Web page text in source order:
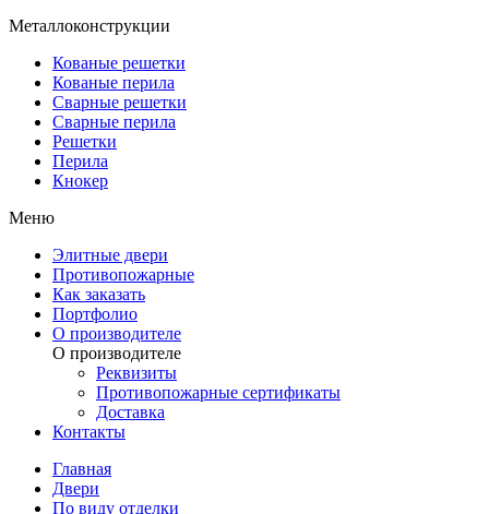
Металлоконструкции
Кованые решетки
Кованые перила
Сварные решетки
Сварные перила
Решетки
Перила
Кнокер
Меню
Элитные двери
Противопожарные
Как заказать
Портфолио
О производителе
О производителе
Реквизиты
Противопожарные сертификаты
Доставка
Контакты
Главная
Двери
По виду отделки